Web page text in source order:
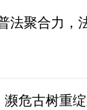
法聚合力，
濒危古树重